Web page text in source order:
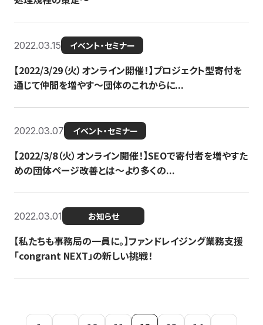
2022.03.15 イベント・セミナー
【2022/3/29（火）オンライン開催！】プロジェクト型寄付を
通じて仲間を増やす～団体のこれからに...
2022.03.07 イベント・セミナー
【2022/3/8（火）オンライン開催！】SEOで寄付者を増やすた
めの団体ページ改善とは～より多くの...
2022.03.01 お知らせ
【私たちも事務局の一員に。】ファンドレイジング業務支援
「congrant NEXT」の新しい挑戦！